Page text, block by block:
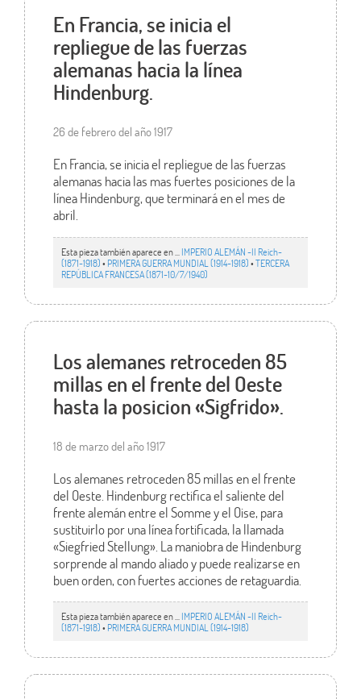
En Francia, se inicia el
repliegue de las fuerzas
alemanas hacia la línea
Hindenburg.
26 de febrero del año 1917
En Francia, se inicia el repliegue de las fuerzas
alemanas hacia las mas fuertes posiciones de la
línea Hindenburg, que terminará en el mes de
abril.
Esta pieza también aparece en ... IMPERIO ALEMÁN -II Reich-
(1871-1918)• PRIMERA GUERRA MUNDIAL (1914-1918)•TERCERA
REPÚBLICA FRANCESA (1871-10/7/1940)
Los alemanes retroceden 85
millas en el frente del Oeste
hasta la posicion «Sigfrido».
18 de marzo del año 1917
Los alemanes retroceden 85 millas en el frente
del Oeste. Hindenburg rectifica el saliente del
frente alemán entre el Somme y el Oise, para
sustituirlo por una línea fortificada, la llamada
«Siegfried Stellung». La maniobra de Hindenburg
sorprende al mando aliado y puede realizarse en
buen orden, con fuertes acciones de retaguardia.
Esta pieza también aparece en ... IMPERIO ALEMÁN -II Reich-
(1871-1918)• PRIMERA GUERRA MUNDIAL (1914-1918)